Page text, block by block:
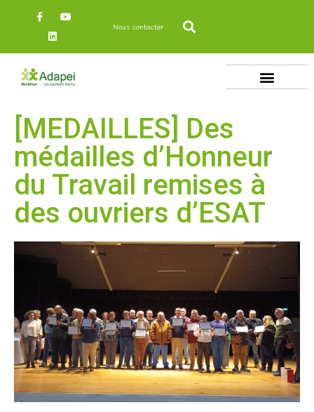
Nous contacter
[MEDAILLES] Des
médailles d’Honneur
du Travail remises à
des ouvriers d’ESAT